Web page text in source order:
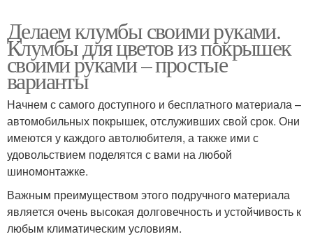
Делаем клумбы своими руками.
Клумбы для цветов из покрышек
своими руками – простые
варианты
Начнем с самого доступного и бесплатного материала –
автомобильных покрышек, отслуживших свой срок. Они
имеются у каждого автолюбителя, а также ими с
удовольствием поделятся с вами на любой
шиномонтажке.
Важным преимуществом этого подручного материала
является очень высокая долговечность и устойчивость к
любым климатическим условиям.